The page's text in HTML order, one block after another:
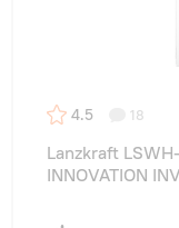
4.5 18
Lanzkraft
INNOVATION